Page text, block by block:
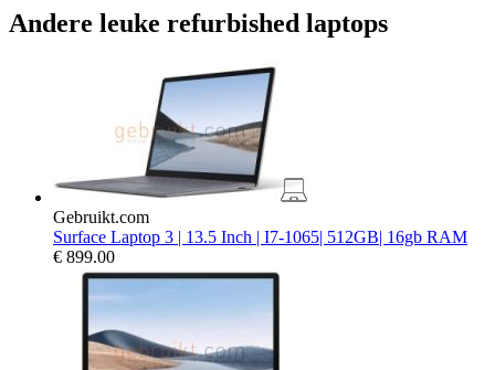
Andere leuke refurbished laptops
Gebruikt.com
Surface Laptop 3 | 13.5 Inch | I7-1065| 512GB| 16gb RAM
€ 899.00